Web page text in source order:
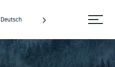
Deutsch